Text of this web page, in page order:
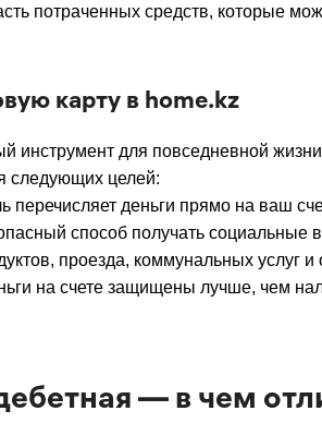
потраченных средств, которые
карту в home.kz
инструмент для повседневной
следующих целей:
перечисляет деньги прямо на ваш
способ получать социальные
проезда, коммунальных услуг и
на счете защищены лучше, чем
— в чем